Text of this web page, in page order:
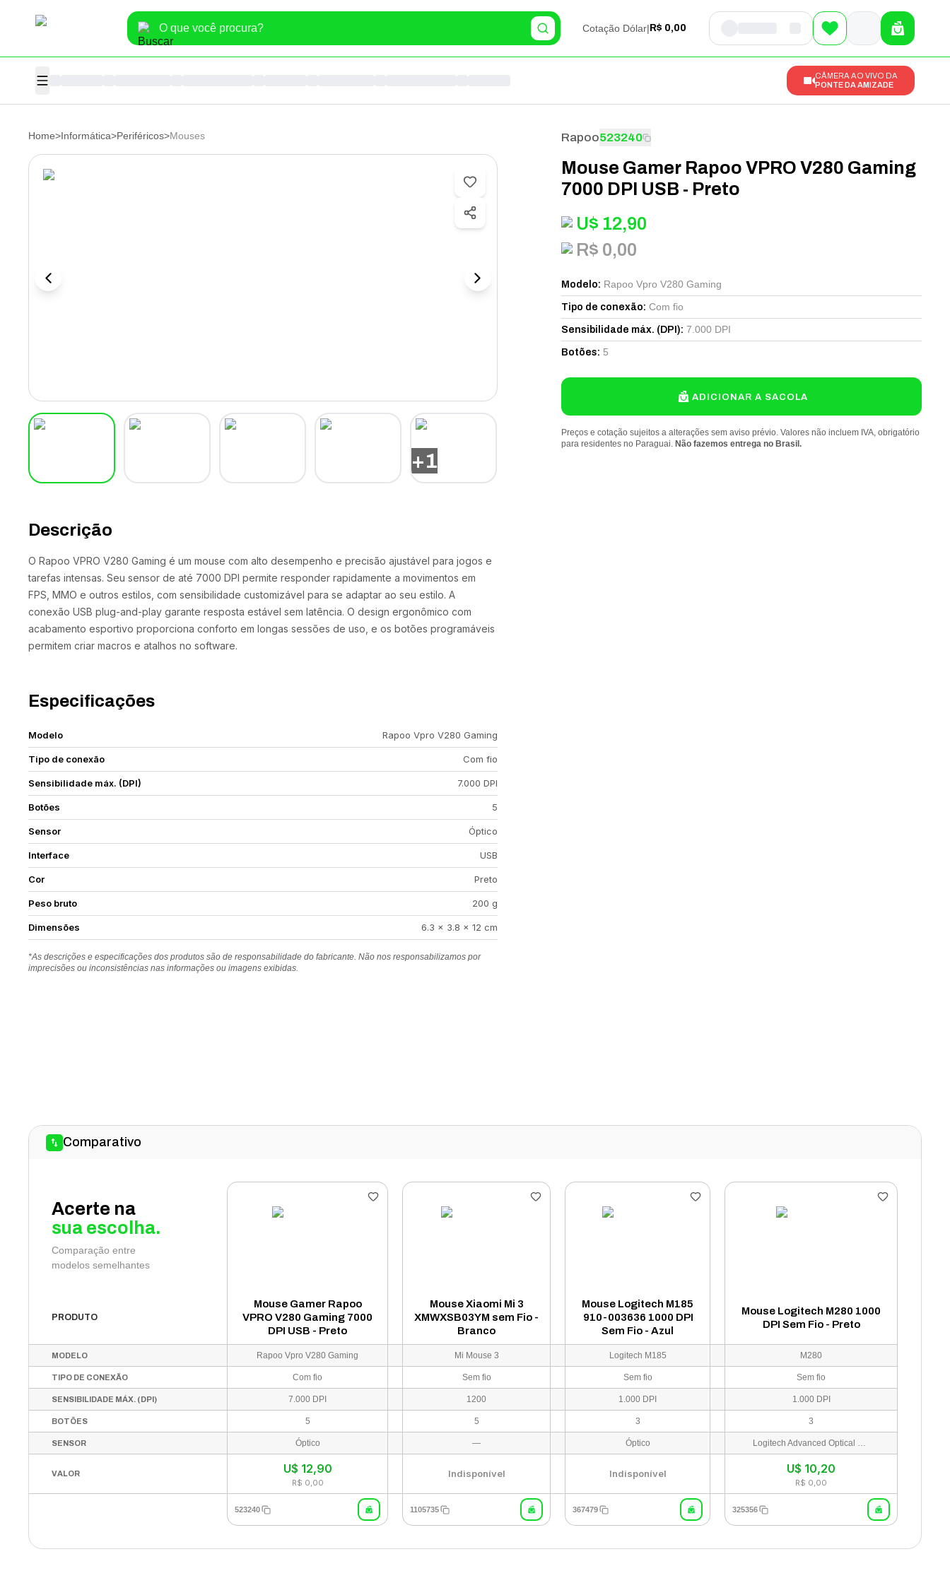
Cotação Dólar| R$ 0,00
CÂMERA AO VIVO DA
PONTE DA AMIZADE
Home>Informática>Periféricos>Mouses
+1
Descrição
O Rapoo VPRO V280 Gaming é um mouse com alto desempenho e precisão ajustável para jogos e
tarefas intensas. Seu sensor de até 7000 DPI permite responder rapidamente a movimentos em
FPS, MMO e outros estilos, com sensibilidade customizável para se adaptar ao seu estilo. A
conexão USB plug-and-play garante resposta estável sem latência. O design ergonômico com
acabamento esportivo proporciona conforto em longas sessões de uso, e os botões programáveis
permitem criar macros e atalhos no software.
Especificações
Modelo Rapoo Vpro V280 Gaming
Tipo de conexão Com fio
Sensibilidade máx. (DPI) 7.000 DPI
Botões 5
Sensor Óptico
Interface USB
Cor Preto
Peso bruto 200 g
Dimensões 6.3 x 3.8 x 12 cm
*As descrições e especificações dos produtos são de responsabilidade do fabricante. Não nos responsabilizamos por
imprecisões ou inconsistências nas informações ou imagens exibidas.
Rapoo523240
Mouse Gamer Rapoo VPRO V280 Gaming
7000 DPI USB - Preto
U$ 12,90
R$ 0,00
Modelo: Rapoo Vpro V280 Gaming
Tipo de conexão: Com fio
Sensibilidade máx. (DPI): 7.000 DPI
Botões: 5
ADICIONAR A SACOLA
Preços e cotação sujeitos a alterações sem aviso prévio. Valores não incluem IVA, obrigatório
para residentes no Paraguai. Não fazemos entrega no Brasil.
Comparativo
Acerte na
sua escolha.
Comparação entre
modelos semelhantes
PRODUTO
Mouse Gamer Rapoo
VPRO V280 Gaming 7000
DPI USB - Preto
Mouse Xiaomi Mi 3
XMWXSB03YM sem Fio -
Branco
Mouse Logitech M185
910-003636 1000 DPI
Sem Fio - Azul
Mouse Logitech M280 1000
DPI Sem Fio - Preto
MODELO Rapoo Vpro V280 Gaming Mi Mouse 3 Logitech M185 M280
TIPO DE CONEXÃO Com fio Sem fio Sem fio Sem fio
SENSIBILIDADE MÁX. (DPI) 7.000 DPI 1200 1.000 DPI 1.000 DPI
BOTÕES 5 5 3 3
SENSOR Óptico — Óptico Logitech Advanced Optical Tracking
VALOR U$ 12,90
R$ 0,00
Indisponível Indisponível U$ 10,20
R$ 0,00
523240 1105735 367479 325356